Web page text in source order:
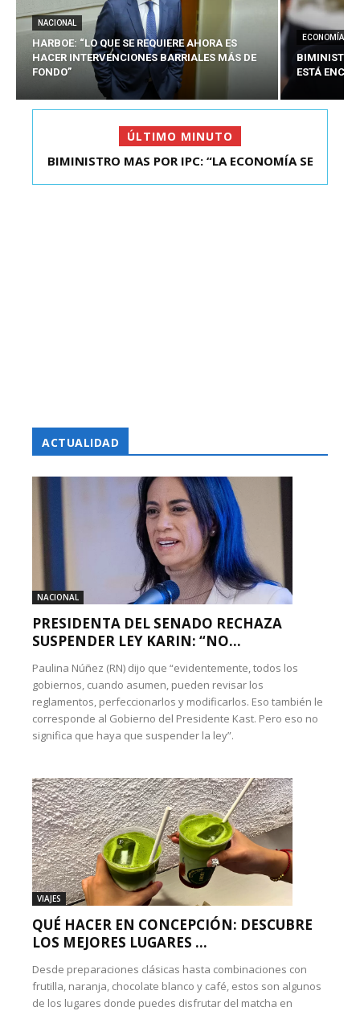
NACIONAL
HARBOE: “LO QUE SE REQUIERE AHORA ES
HACER INTERVENCIONES BARRIALES MÁS DE
FONDO”
ECONOMÍA
BIMINISTRO
ESTÁ
ÚLTIMO MINUTO
KAST SE REUNIÓ CON EL PRESIDENTE ELECTO DE
BIMINISTRO MAS POR IPC: “LA ECONOMÍA SE
ACTUALIDAD
NACIONAL
PRESIDENTA DEL SENADO RECHAZA
SUSPENDER LEY KARIN: “NO...
Paulina Núñez (RN) dijo que “evidentemente, todos los
gobiernos, cuando asumen, pueden revisar los
reglamentos, perfeccionarlos y modificarlos. Eso también le
corresponde al Gobierno del Presidente Kast. Pero eso no
significa que haya que suspender la ley”.
VIAJES
QUÉ HACER EN CONCEPCIÓN: DESCUBRE
LOS MEJORES LUGARES ...
Desde preparaciones clásicas hasta combinaciones con
frutilla, naranja, chocolate blanco y café, estos son algunos
de los lugares donde puedes disfrutar del matcha en